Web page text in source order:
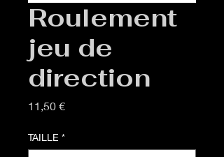
Roulement
jeu de
direction
11,50 €Prix
TAILLE *